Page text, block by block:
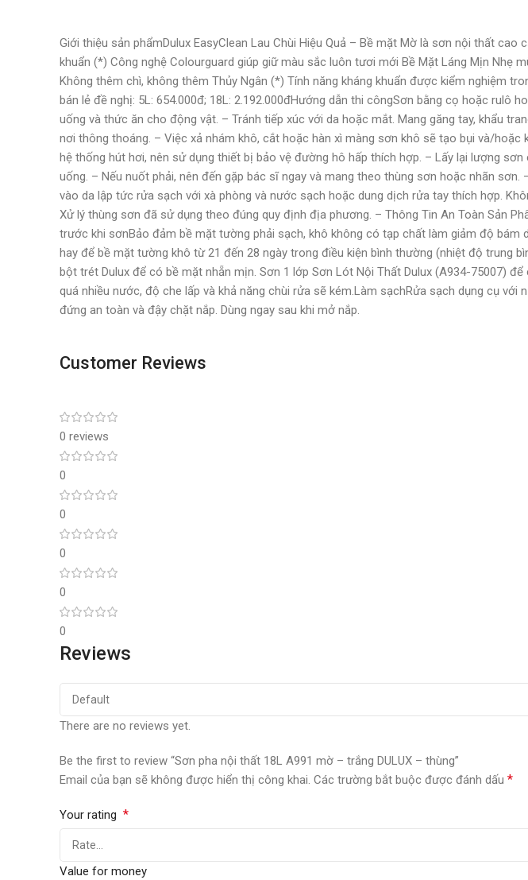
Giới thiệu sản phẩmDulux EasyClean Lau Chùi Hiệu Quả – Bề mặt Mờ là sơn nội thất
khuẩn (*) Công nghệ Colourguard giúp giữ màu sắc luôn tươi mới Bề Mặt Láng Mịn Nhẹ
Không thêm chì, không thêm Thủy Ngân (*) Tính năng kháng khuẩn được kiểm nghiệm
bán lẻ đề nghị: 5L: 654.000đ; 18L: 2.192.000đHướng dẫn thi côngSơn bằng cọ hoặc
uống và thức ăn cho động vật. – Tránh tiếp xúc với da hoặc mắt. Mang găng tay, khẩu
nơi thông thoáng. – Việc xả nhám khô, cắt hoặc hàn xì màng sơn khô sẽ tạo bụi và/
hệ thống hút hơi, nên sử dụng thiết bị bảo vệ đường hô hấp thích hợp. – Lấy lại lượng
uống. – Nếu nuốt phải, nên đến gặp bác sĩ ngay và mang theo thùng sơn hoặc nhãn
vào da lập tức rửa sạch với xà phòng và nước sạch hoặc dung dịch rửa tay thích hợp.
Xử lý thùng sơn đã sử dụng theo đúng quy định địa phương. – Thông Tin An Toàn Sản
trước khi sơnBảo đảm bề mặt tường phải sạch, khô không có tạp chất làm giảm độ
hay để bề mặt tường khô từ 21 đến 28 ngày trong điều kiện bình thường (nhiệt độ trung
bột trét Dulux để có bề mặt nhẵn mịn. Sơn 1 lớp Sơn Lót Nội Thất Dulux (A934-75007)
quá nhiều nước, độ che lấp và khả năng chùi rửa sẽ kém.Làm sạchRửa sạch dụng cụ
đứng an toàn và đậy chặt nắp. Dùng ngay sau khi mở nắp.
Customer Reviews
0 reviews
0
0
0
0
0
Reviews
There are no reviews yet.
Be the first to review “Sơn pha nội thất 18L A991 mờ – trắng DULUX – thùng”
Email của bạn sẽ không được hiển thị công khai. Các trường bắt buộc được đánh dấu *
Your rating *
Value for money